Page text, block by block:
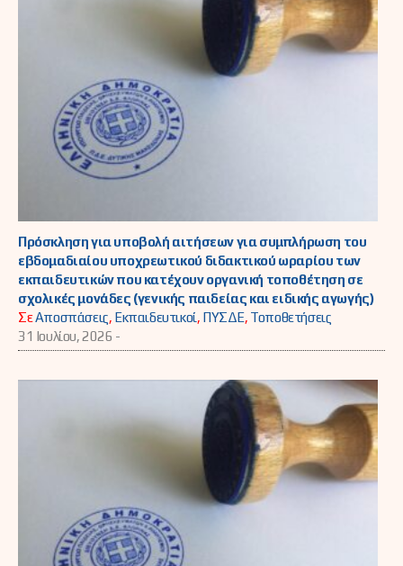
Πρόσκληση για υποβολή αιτήσεων για συμπλήρωση του
εβδομαδιαίου υποχρεωτικού διδακτικού ωραρίου των
εκπαιδευτικών που κατέχουν οργανική τοποθέτηση σε
σχολικές μονάδες (γενικής παιδείας και ειδικής αγωγής)
ΣεΑποσπάσεις, Εκπαιδευτικοί, ΠΥΣΔΕ, Τοποθετήσεις
31 Ιουλίου, 2026 -